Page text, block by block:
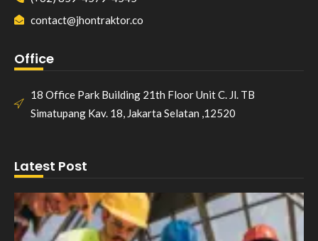
contact@jhontraktor.co
Office
18 Office Park Building 21th Floor Unit C. Jl. TB
Simatupang Kav. 18, Jakarta Selatan ,12520
Latest Post